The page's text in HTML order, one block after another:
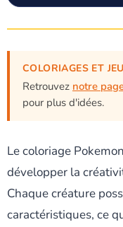
COLORIAGES ET
Retrouvez notre
pour plus d'idées.
Le coloriage
développer la
Chaque créature
caractéristiques, ce